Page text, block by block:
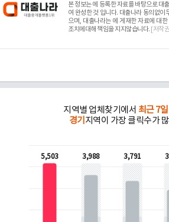
본 정보는에 등록한 자료를 바탕으로 대
여 완성한 것 입니다. 대출나라 동의없이
으며, 대출나라는 에 게재한 자료에 대
조치에대해 책임을 지지않습니다. [저작
지역별 업체찾기에서 최근 7일
경기 지역이 가장 클릭수가
5,503 3,988 3,791